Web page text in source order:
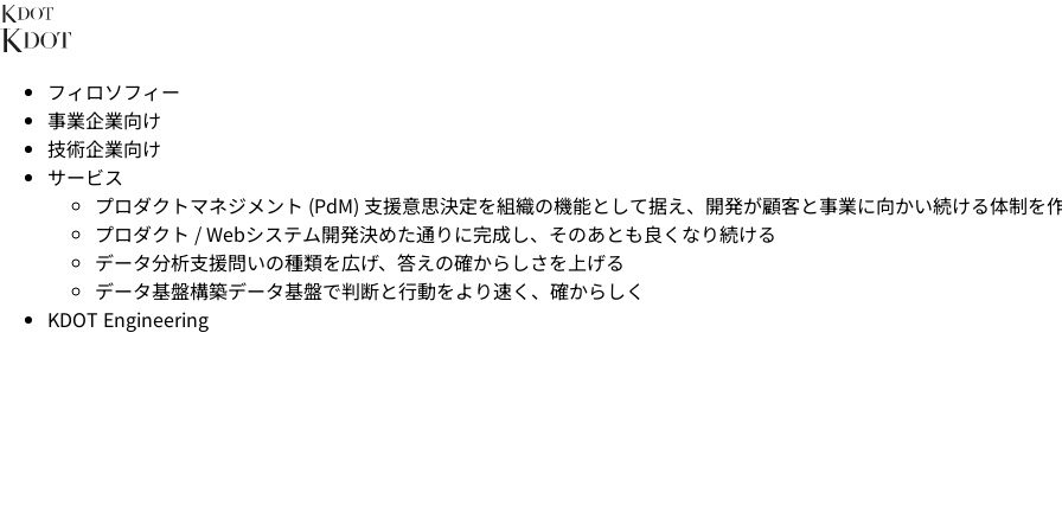
フィロソフィー
事業企業向け
技術企業向け
サービス
プロダクトマネジメント (PdM) 支援意思決定を組織の機能として据え、開発が顧客と事業に向かい続ける体制を
プロダクト / Webシステム開発決めた通りに完成し、そのあとも良くなり続ける
データ分析支援問いの種類を広げ、答えの確からしさを上げる
データ基盤構築データ基盤で判断と行動をより速く、確からしく
KDOT Engineering